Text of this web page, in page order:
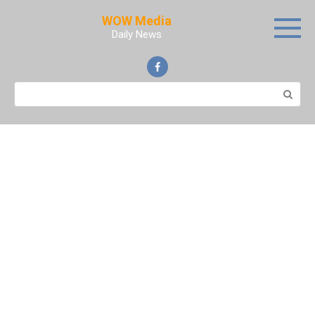
WOW Media
Daily News
Search: